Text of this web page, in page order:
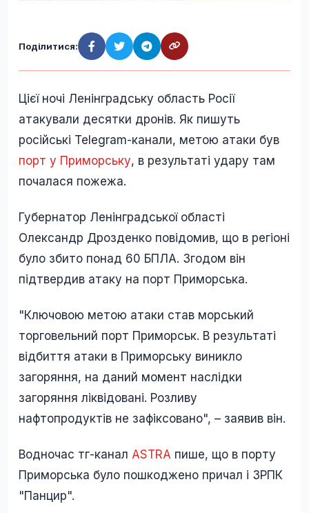
Поділитися:
Цієї ночі Ленінградську область Росії
атакували десятки дронів. Як пишуть
російські Telegram-канали, метою атаки був
порт у Приморську, в результаті удару там
почалася пожежа.
Губернатор Ленінградської області
Олександр Дрозденко повідомив, що в регіоні
було збито понад 60 БПЛА. Згодом він
підтвердив атаку на порт Приморська.
"Ключовою метою атаки став морський
торговельний порт Приморськ. В результаті
відбиття атаки в Приморську виникло
загоряння, на даний момент наслідки
загоряння ліквідовані. Розливу
нафтопродуктів не зафіксовано", – заявив він.
Водночас тг-канал ASTRA пише, що в порту
Приморська було пошкоджено причал і ЗРПК
"Панцир".